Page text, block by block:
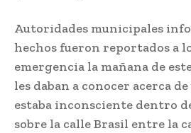
Autoridades municipales
hechos fueron reportados a
emergencia la mañana de
les daban a conocer acerca
estaba inconsciente dentro
sobre la calle Brasil entre la